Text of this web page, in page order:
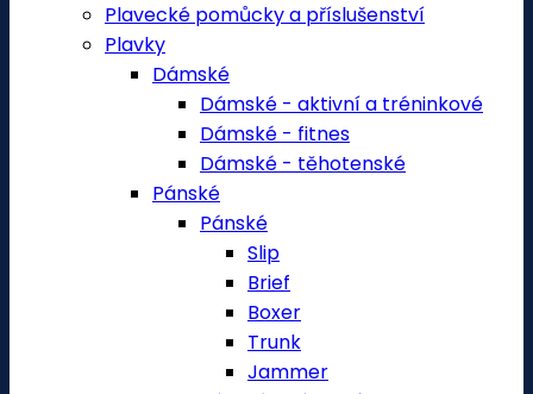
Plavecké pomůcky a příslušenství
Plavky
Dámské
Dámské - aktivní a tréninkové
Dámské - fitnes
Dámské - těhotenské
Pánské
Pánské
Slip
Brief
Boxer
Trunk
Jammer